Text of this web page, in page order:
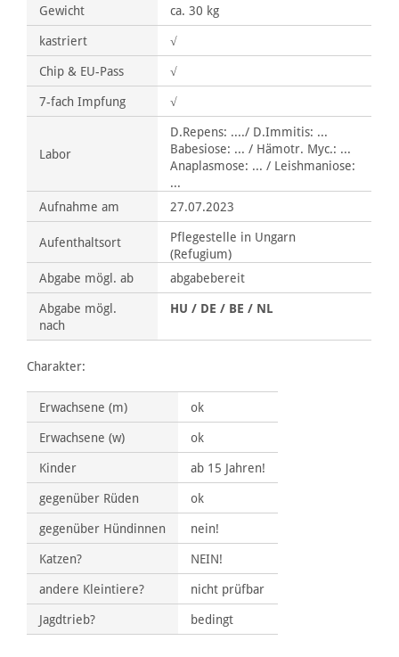
Gewicht
ca. 30 kg
kastriert
√
Chip & EU-Pass
√
7-fach Impfung
√
Labor
D.Repens: ..../ D.Immitis: ...
Babesiose: ... / Hämotr. Myc.: ...
Anaplasmose: ... / Leishmaniose:
...
Aufnahme am
27.07.2023
Aufenthaltsort
Pflegestelle in Ungarn
(Refugium)
Abgabe mögl. ab
abgabebereit
Abgabe mögl.
nach
HU / DE / BE / NL
Charakter:
Erwachsene (m)
ok
Erwachsene (w)
ok
Kinder
ab 15 Jahren!
gegenüber Rüden
ok
gegenüber Hündinnen
nein!
Katzen?
NEIN!
andere Kleintiere?
nicht prüfbar
Jagdtrieb?
bedingt